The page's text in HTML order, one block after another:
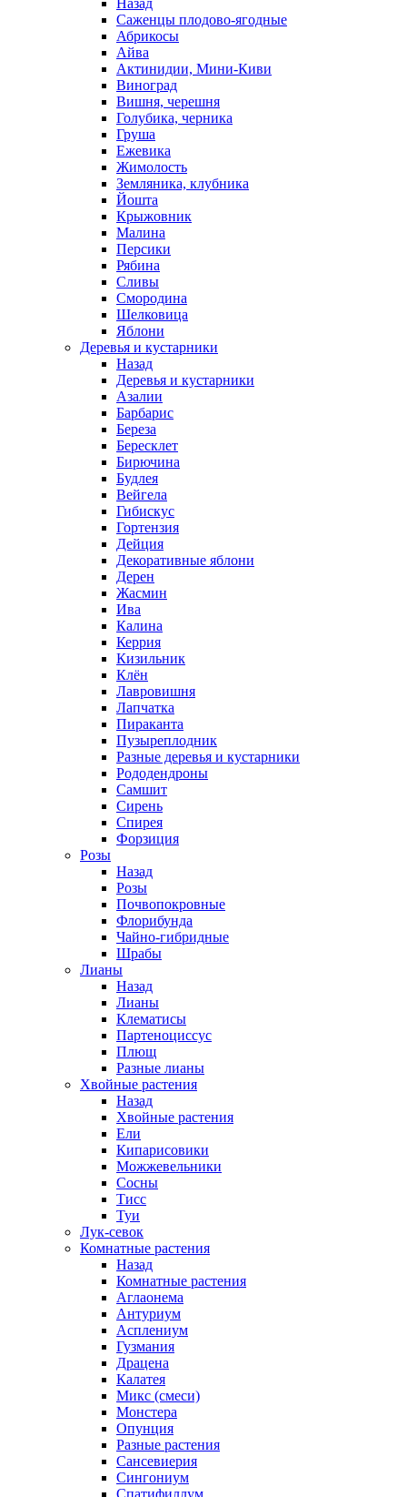
Назад
Саженцы плодово-ягодные
Абрикосы
Айва
Актинидии, Мини-Киви
Виноград
Вишня, черешня
Голубика, черника
Груша
Ежевика
Жимолость
Земляника, клубника
Йошта
Крыжовник
Малина
Персики
Рябина
Сливы
Смородина
Шелковица
Яблони
Деревья и кустарники
Назад
Деревья и кустарники
Азалии
Барбарис
Береза
Бересклет
Бирючина
Будлея
Вейгела
Гибискус
Гортензия
Дейция
Декоративные яблони
Дерен
Жасмин
Ива
Калина
Керрия
Кизильник
Клён
Лавровишня
Лапчатка
Пираканта
Пузыреплодник
Разные деревья и кустарники
Рододендроны
Самшит
Сирень
Спирея
Форзиция
Розы
Назад
Розы
Почвопокровные
Флорибунда
Чайно-гибридные
Шрабы
Лианы
Назад
Лианы
Клематисы
Партеноциссус
Плющ
Разные лианы
Хвойные растения
Назад
Хвойные растения
Ели
Кипарисовики
Можжевельники
Сосны
Тисс
Туи
Лук-севок
Комнатные растения
Назад
Комнатные растения
Аглаонема
Антуриум
Асплениум
Гузмания
Драцена
Калатея
Микс (смеси)
Монстера
Опунция
Разные растения
Сансевиерия
Сингониум
Спатифиллум